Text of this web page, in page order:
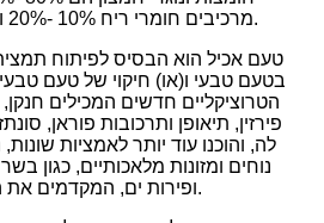
מרכיבים חומרי ריח 10% -20% והנשא מהווה 80% -90%.
טעם אכיל הוא הבסיס לפיתוח
בטעם טבעי ו(או) חיקוי של טעם
הטרוציקליים חדשים המכילים חנקן,
פירזין, תיאופן ותרכובות פוראן,
לה, והוכנו עוד יותר לאמציות
נוחים ומזונות מלאכותיים, כגון
ופירות ים, המקדמים את התפתחות תעשיית המזון.